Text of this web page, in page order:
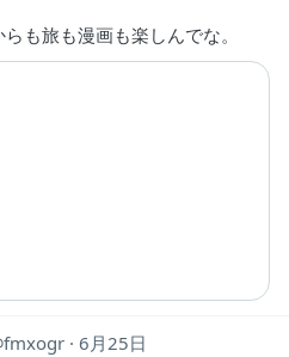
も旅も漫画も楽しんでな。
fmxogr 6月25日